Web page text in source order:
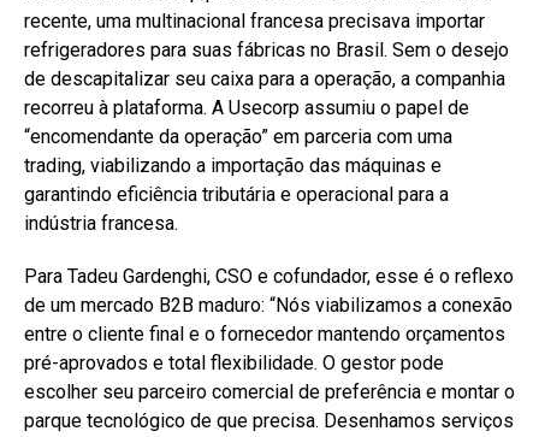
recente, uma multinacional francesa precisava importar
refrigeradores para suas fábricas no Brasil. Sem o desejo
de descapitalizar seu caixa para a operação, a companhia
recorreu à plataforma. A Usecorp assumiu o papel de
“encomendante da operação” em parceria com uma
trading, viabilizando a importação das máquinas e
garantindo eficiência tributária e operacional para a
indústria francesa.
Para Tadeu Gardenghi, CSO e cofundador, esse é o reflexo
de um mercado B2B maduro: “Nós viabilizamos a conexão
entre o cliente final e o fornecedor mantendo orçamentos
pré-aprovados e total flexibilidade. O gestor pode
escolher seu parceiro comercial de preferência e montar o
parque tecnológico de que precisa. Desenhamos serviços